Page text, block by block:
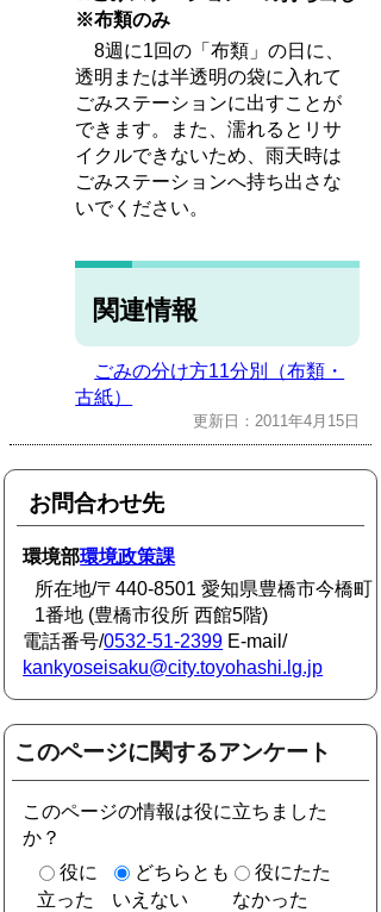
※布類のみ
8週に1回の「布類」の日に、
透明または半透明の袋に入れて
ごみステーションに出すことが
できます。また、濡れるとリサ
イクルできないため、雨天時は
ごみステーションへ持ち出さな
いでください。
関連情報
ごみの分け方11分別（布類・
古紙）
更新日：2011年4月15日
お問合わせ先
環境部環境政策課
所在地/〒440-8501 愛知県豊橋市今橋町
1番地 (豊橋市役所 西館5階)
電話番号/0532-51-2399 E-mail/
kankyoseisaku@city.toyohashi.lg.jp
このページに関するアンケート
このページの情報は役に立ちました
か？
役に
立った
どちらとも
いえない
役にたた
なかった